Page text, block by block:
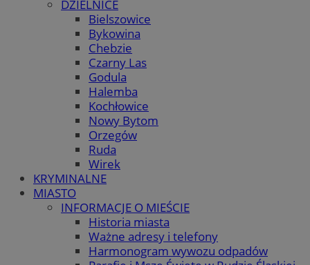
DZIELNICE
Bielszowice
Bykowina
Chebzie
Czarny Las
Godula
Halemba
Kochłowice
Nowy Bytom
Orzegów
Ruda
Wirek
KRYMINALNE
MIASTO
INFORMACJE O MIEŚCIE
Historia miasta
Ważne adresy i telefony
Harmonogram wywozu odpadów